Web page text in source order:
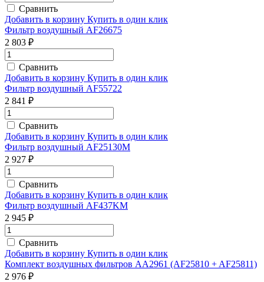
Сравнить
Добавить в корзину Купить в один клик
Фильтр воздушный AF26675
2 803 ₽
Сравнить
Добавить в корзину Купить в один клик
Фильтр воздушный AF55722
2 841 ₽
Сравнить
Добавить в корзину Купить в один клик
Фильтр воздушный AF25130M
2 927 ₽
Сравнить
Добавить в корзину Купить в один клик
Фильтр воздушный AF437KM
2 945 ₽
Сравнить
Добавить в корзину Купить в один клик
Комплект воздушных фильтров AA2961 (AF25810 + AF25811)
2 976 ₽